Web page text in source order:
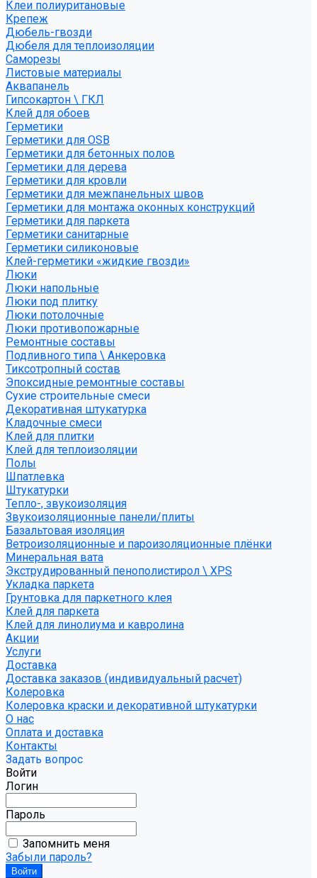
Клеи полиуритановые
Крепеж
Дюбель-гвозди
Дюбеля для теплоизоляции
Саморезы
Листовые материалы
Аквапанель
Гипсокартон \ ГКЛ
Клей для обоев
Герметики
Герметики для OSB
Герметики для бетонных полов
Герметики для дерева
Герметики для кровли
Герметики для межпанельных швов
Герметики для монтажа оконных конструкций
Герметики для паркета
Герметики санитарные
Герметики силиконовые
Клей-герметики «жидкие гвозди»
Люки
Люки напольные
Люки под плитку
Люки потолочные
Люки противопожарные
Ремонтные составы
Подливного типа \ Анкеровка
Тиксотропный состав
Эпоксидные ремонтные составы
Сухие строительные смеси
Декоративная штукатурка
Кладочные смеси
Клей для плитки
Клей для теплоизоляции
Полы
Шпатлевка
Штукатурки
Тепло-, звукоизоляция
Звукоизоляционные панели/плиты
Базальтовая изоляция
Ветроизоляционные и пароизоляционные плёнки
Минеральная вата
Экструдированный пенополистирол \ XPS
Укладка паркета
Грунтовка для паркетного клея
Клей для паркета
Клей для линолиума и кавролина
Акции
Услуги
Доставка
Доставка заказов (индивидуальный расчет)
Колеровка
Колеровка краски и декоративной штукатурки
О нас
Оплата и доставка
Контакты
Задать вопрос
Войти
Логин
Пароль
Запомнить меня
Забыли пароль?